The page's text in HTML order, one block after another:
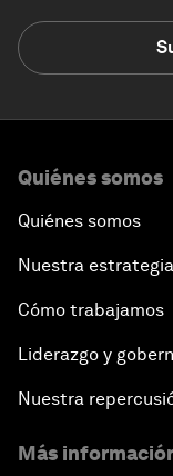
Quiénes somos
Quiénes somos
Nuestra estrategia
Cómo trabajamos
Liderazgo y
Nuestra
Más